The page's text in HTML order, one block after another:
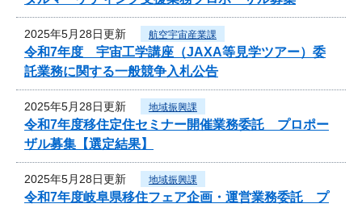
2025年5月28日更新 航空宇宙産業課
令和7年度 宇宙工学講座（JAXA等見学ツアー）委
託業務に関する一般競争入札公告
2025年5月28日更新 地域振興課
令和7年度移住定住セミナー開催業務委託 プロポー
ザル募集【選定結果】
2025年5月28日更新 地域振興課
令和7年度岐阜県移住フェア企画・運営業務委託 プ